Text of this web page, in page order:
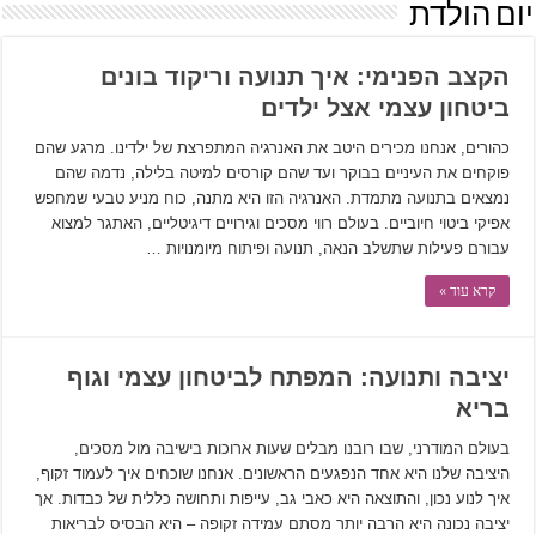
יום הולדת
הקצב הפנימי: איך תנועה וריקוד בונים
ביטחון עצמי אצל ילדים
כהורים, אנחנו מכירים היטב את האנרגיה המתפרצת של ילדינו. מרגע שהם
פוקחים את העיניים בבוקר ועד שהם קורסים למיטה בלילה, נדמה שהם
נמצאים בתנועה מתמדת. האנרגיה הזו היא מתנה, כוח מניע טבעי שמחפש
אפיקי ביטוי חיוביים. בעולם רווי מסכים וגירויים דיגיטליים, האתגר למצוא
עבורם פעילות שתשלב הנאה, תנועה ופיתוח מיומנויות …
קרא עוד »
יציבה ותנועה: המפתח לביטחון עצמי וגוף
בריא
בעולם המודרני, שבו רובנו מבלים שעות ארוכות בישיבה מול מסכים,
היציבה שלנו היא אחד הנפגעים הראשונים. אנחנו שוכחים איך לעמוד זקוף,
איך לנוע נכון, והתוצאה היא כאבי גב, עייפות ותחושה כללית של כבדות. אך
יציבה נכונה היא הרבה יותר מסתם עמידה זקופה – היא הבסיס לבריאות